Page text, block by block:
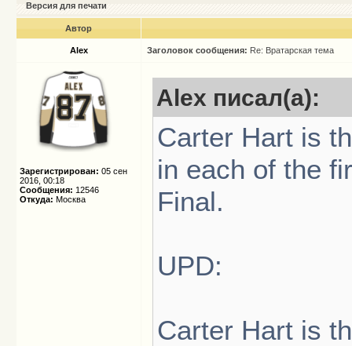
Версия для печати
Автор
Alex Заголовок сообщения: Re: Вратарская тема
Зарегистрирован: 05 сен
2016, 00:18
Сообщения: 12546
Откуда: Москва
Alex писал(а):
Carter Hart is
in each of the
Final.
UPD:
Carter Hart is